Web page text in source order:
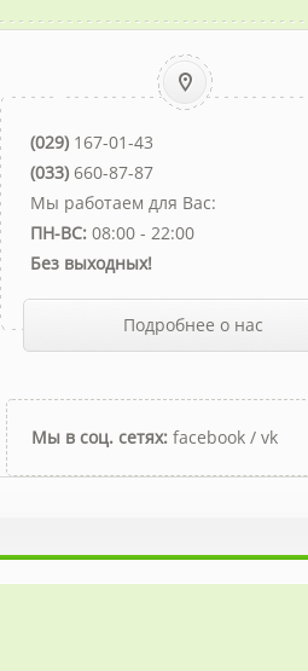
(029) 167-01-43
(033) 660-87-87
Мы работаем для Вас:
ПН-ВС: 08:00 - 22:00
Без выходных!
Подробнее о нас
Мы в соц. сетях: facebook / vk